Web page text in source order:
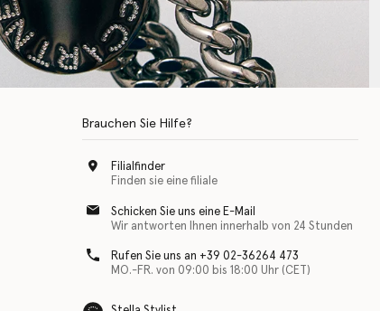
Brauchen Sie Hilfe?
Filialfinder
Finden sie eine filiale
Schicken Sie uns eine E-Mail
Wir antworten Ihnen innerhalb von 24 Stunden
Rufen Sie uns an +39 02-36264 473
MO.-FR. von 09:00 bis 18:00 Uhr (CET)